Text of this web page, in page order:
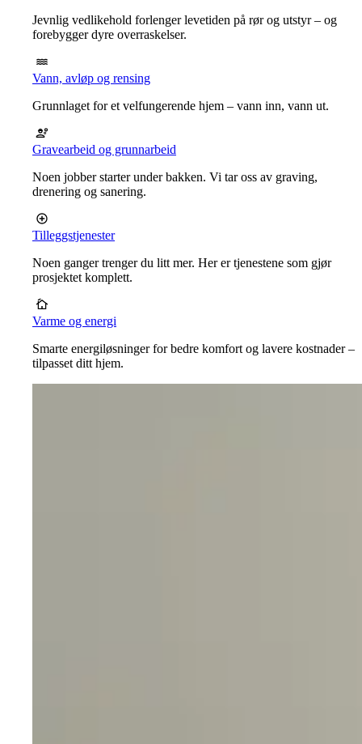
Jevnlig vedlikehold forlenger levetiden på rør og utstyr – og
forebygger dyre overraskelser.
Vann, avløp og rensing
Grunnlaget for et velfungerende hjem – vann inn, vann ut.
Gravearbeid og grunnarbeid
Noen jobber starter under bakken. Vi tar oss av graving,
drenering og sanering.
Tilleggstjenester
Noen ganger trenger du litt mer. Her er tjenestene som gjør
prosjektet komplett.
Varme og energi
Smarte energiløsninger for bedre komfort og lavere kostnader –
tilpasset ditt hjem.